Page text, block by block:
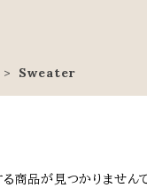
Sweater
商品が見つかりませんで